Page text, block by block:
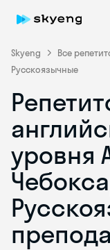
Skyeng Все
Русскоязычные
уровня
Skyeng Chat